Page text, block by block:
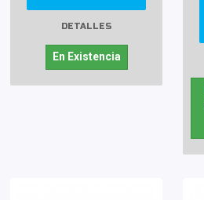
DETALLES
En Existencia